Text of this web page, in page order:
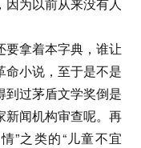
要拿着本字典，谁让
命小说，至于是不是
到过茅盾文学奖倒是
新闻机构审查呢。再
”之类的“儿童不宜